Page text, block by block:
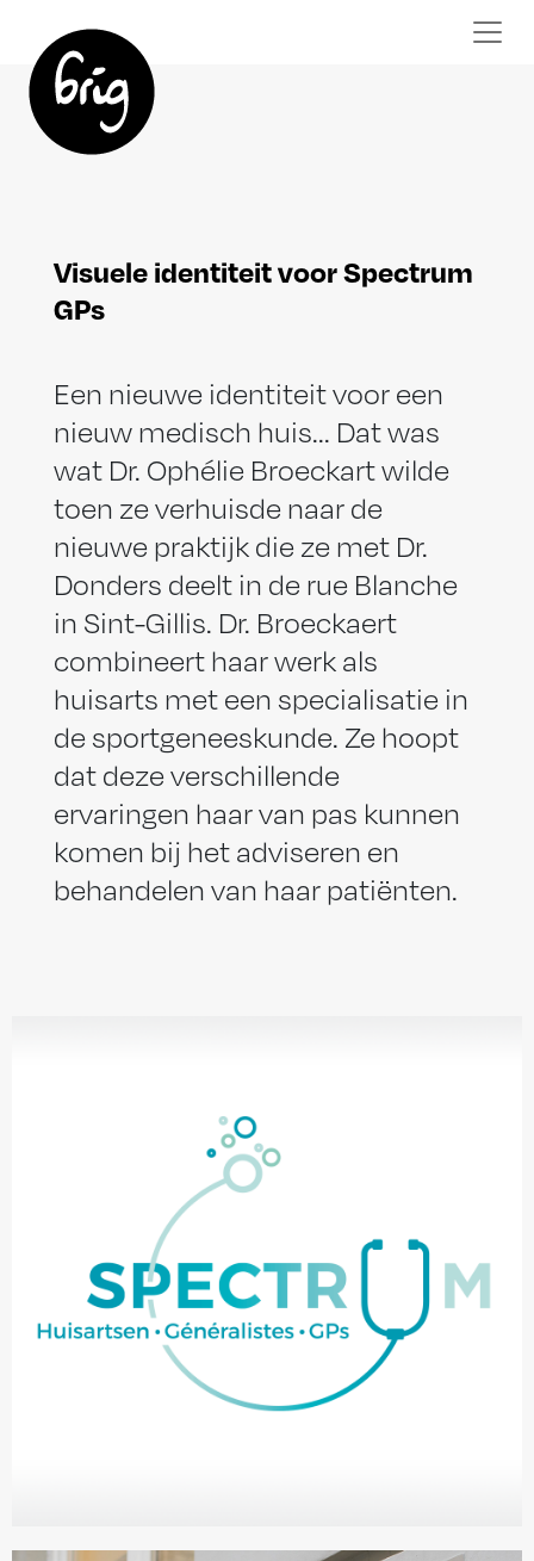
Visuele identiteit voor Spectrum
GPs
Een nieuwe identiteit voor een
nieuw medisch huis... Dat was
wat Dr. Ophélie Broeckart wilde
toen ze verhuisde naar de
nieuwe praktijk die ze met Dr.
Donders deelt in de rue Blanche
in Sint-Gillis. Dr. Broeckaert
combineert haar werk als
huisarts met een specialisatie in
de sportgeneeskunde. Ze hoopt
dat deze verschillende
ervaringen haar van pas kunnen
komen bij het adviseren en
behandelen van haar patiënten.